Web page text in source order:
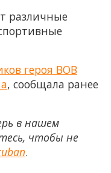
различные
героя ВОВ
, сообщала ранее
в нашем
чтобы не
.